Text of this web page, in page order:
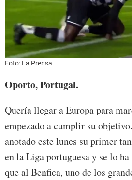
Foto: La Prensa
Oporto, Portugal.
Quería llegar a Europa para
empezado a cumplir su
anotado este lunes su primer
en la Liga portuguesa y se lo ha
que al Benfica, uno de los